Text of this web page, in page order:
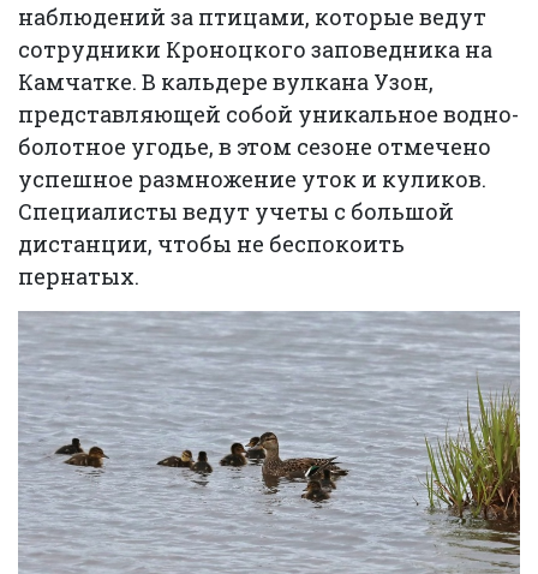
наблюдений за птицами, которые ведут
сотрудники Кроноцкого заповедника на
Камчатке. В кальдере вулкана Узон,
представляющей собой уникальное водно-
болотное угодье, в этом сезоне отмечено
успешное размножение уток и куликов.
Специалисты ведут учеты с большой
дистанции, чтобы не беспокоить
пернатых.